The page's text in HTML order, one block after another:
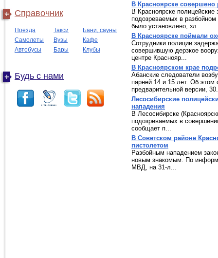
Справочник
Поезда Такси
Бани, сауны
Самолеты
Вузы
Кафе
Автобусы
Бары Клубы
Будь с нами
В Красноярске совершено
В Красноярске
подозреваемых в
было установлено, зл...
В Красноярске поймали
Сотрудники полиции
совершившую дерзкое
центре Краснояр...
В Красноярском крае
Абанские следователи
парней 14 и 15 лет. Об
предварительной версии,
Лесосибирские
нападения
В Лесосибирске
подозреваемых в
сообщает п...
В Советском районе
пистолетом
Разбойным нападением
новым знакомым. По
МВД, на 31-л...